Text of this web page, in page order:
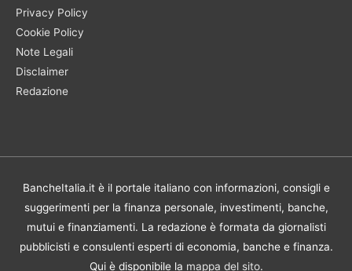
Privacy Policy
Cookie Policy
Note Legali
Disclaimer
Redazione
BancheItalia.it è il portale italiano con informazioni, consigli e
suggerimenti per la finanza personale, investimenti, banche,
mutui e finanziamenti. La redazione è formata da giornalisti
pubblicisti e consulenti esperti di economia, banche e finanza.
Qui è disponibile la mappa del sito.